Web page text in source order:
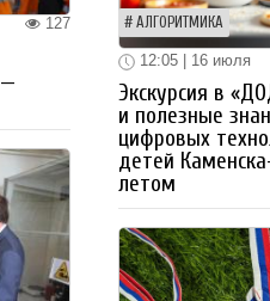
127 АЛГОРИТМИКА
12:05 | 16 июля
Экскурсия в
и полезные
цифровых
детей
летом